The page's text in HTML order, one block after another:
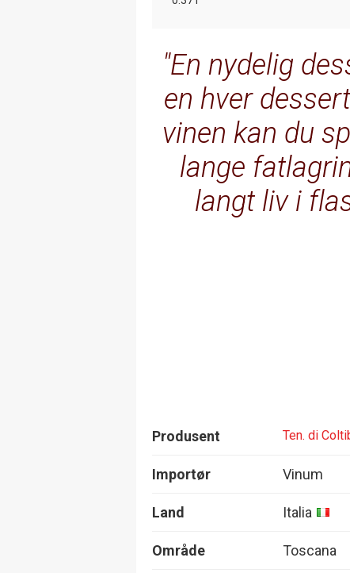
En nydelig
en hver
vinen kan du
lange
langt liv i
Produsent Ten. di
Importør Vinum
Land Italia
Område Toscana